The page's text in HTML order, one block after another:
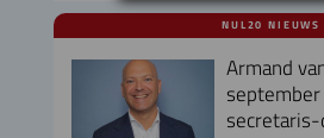
NUL20 NIEUWS
Armand